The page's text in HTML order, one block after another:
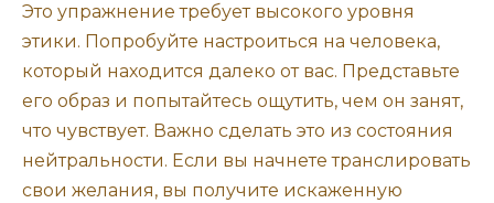
Это упражнение требует высокого уровня
этики. Попробуйте настроиться на человека,
который находится далеко от вас. Представьте
его образ и попытайтесь ощутить, чем он занят,
что чувствует. Важно сделать это из состояния
нейтральности. Если вы начнете транслировать
свои желания, вы получите искаженную